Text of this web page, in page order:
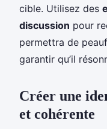
cible. Utilisez des
discussion pour
permettra de
garantir qu’il
Créer une
et cohérente